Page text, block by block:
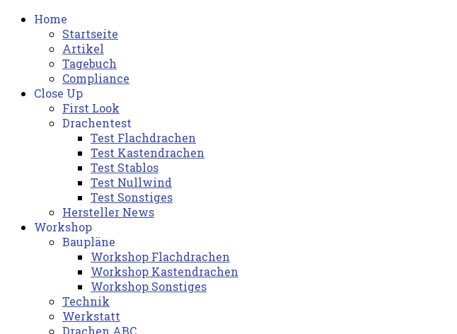
Home
Startseite
Artikel
Tagebuch
Compliance
Close Up
First Look
Drachentest
Test Flachdrachen
Test Kastendrachen
Test Stablos
Test Nullwind
Test Sonstiges
Hersteller News
Workshop
Baupläne
Workshop Flachdrachen
Workshop Kastendrachen
Workshop Sonstiges
Technik
Werkstatt
Drachen ABC